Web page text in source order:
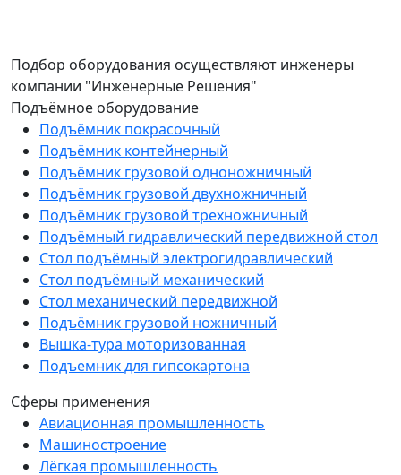
Подбор оборудования осуществляют инженеры
компании "Инженерные Решения"
Подъёмное оборудование
Подъёмник покрасочный
Подъёмник контейнерный
Подъёмник грузовой одноножничный
Подъёмник грузовой двухножничный
Подъёмник грузовой трехножничный
Подъёмный гидравлический передвижной стол
Стол подъёмный электрогидравлический
Стол подъёмный механический
Стол механический передвижной
Подъёмник грузовой ножничный
Вышка-тура моторизованная
Подъемник для гипсокартона
Сферы применения
Авиационная промышленность
Машиностроение
Лёгкая промышленность